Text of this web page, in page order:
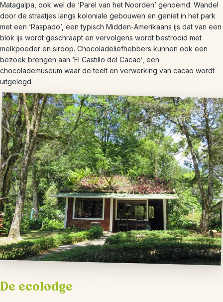
Matagalpa, ook wel de ‘Parel van het Noorden’ genoemd. Wandel
door de straatjes langs koloniale gebouwen en geniet in het park
met een ‘Raspado’, een typisch Midden-Amerikaans ijs dat van een
blok ijs wordt geschraapt en vervolgens wordt bestrooid met
melkpoeder en siroop. Chocoladeliefhebbers kunnen ook een
bezoek brengen aan ‘El Castillo del Cacao’, een
chocolademuseum waar de teelt en verwerking van cacao wordt
uitgelegd.
De ecolodge